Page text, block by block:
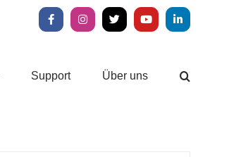
FacebookInstagram
X YouTubeLinkedIn
Support Über uns